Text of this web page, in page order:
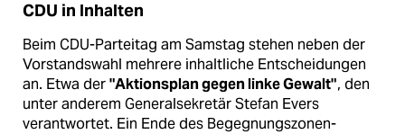
CDU in Inhalten
Beim CDU-Parteitag am Samstag stehen neben der
Vorstandswahl mehrere inhaltliche Entscheidungen
an. Etwa der"Aktionsplan gegen linke Gewalt", den
unter anderem Generalsekretär Stefan Evers
verantwortet. Ein Ende des Begegnungszonen-